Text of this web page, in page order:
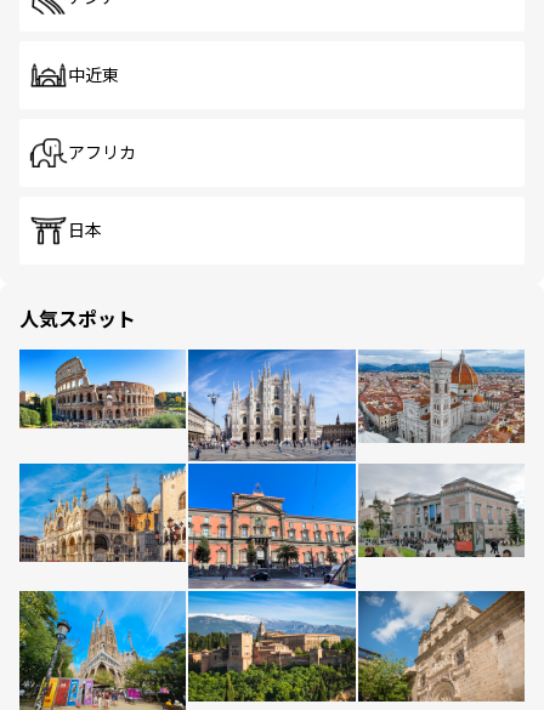
中近東
アフリカ
日本
人気スポット